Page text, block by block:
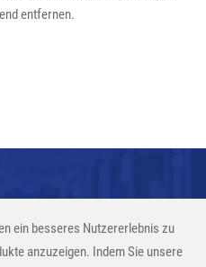
ein besseres Nutzererlebnis zu
anzuzeigen. Indem Sie unsere
entfernen.